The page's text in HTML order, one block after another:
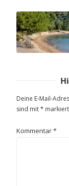
Deine E-Mail-
sind mit* markiert
Kommentar*